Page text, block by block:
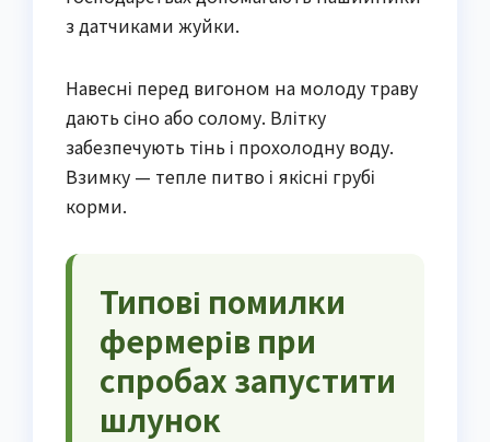
з датчиками жуйки.
Навесні перед вигоном на молоду траву
дають сіно або солому. Влітку
забезпечують тінь і прохолодну воду.
Взимку — тепле питво і якісні грубі
корми.
Типові помилки
фермерів при
спробах запустити
шлунок